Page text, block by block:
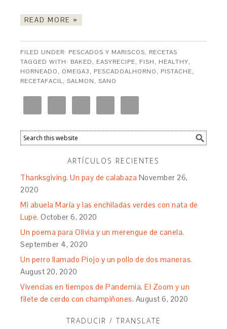
READ MORE »
FILED UNDER: PESCADOS Y MARISCOS, RECETAS
TAGGED WITH: BAKED, EASYRECIPE, FISH, HEALTHY,
HORNEADO, OMEGA3, PESCADOALHORNO, PISTACHE,
RECETAFACIL,SALMON,SANO
ARTÍCULOS RECIENTES
Thanksgiving. Un pay de calabaza November 26,
2020
Mi abuela María y las enchiladas verdes con nata de
Lupe. October 6, 2020
Un poema para Olivia y un merengue de canela.
September 4, 2020
Un perro llamado Piojo y un pollo de dos maneras.
August 20, 2020
Vivencias en tiempos de Pandemia. El Zoom y un
filete de cerdo con champiñones. August 6, 2020
TRADUCIR / TRANSLATE